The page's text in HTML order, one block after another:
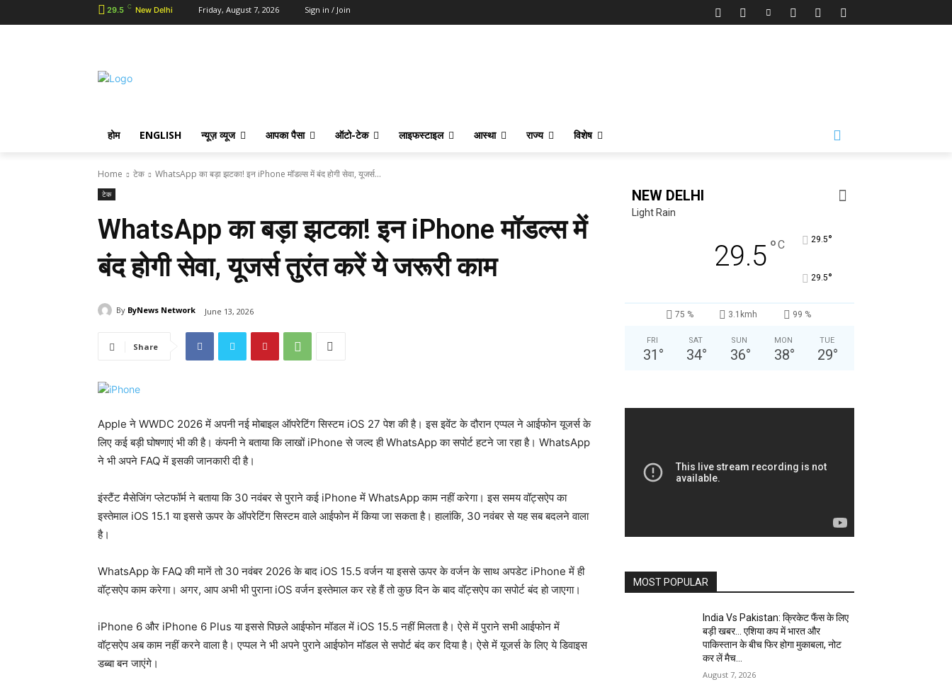
29.5 C New Delhi Friday, August 7, 2026 Sign in / Join
होम ENGLISH न्यूज़ व्यूज आपका पैसा ऑटो-टेक लाइफस्टाइल आस्था राज्य विशेष
Home टेक WhatsApp का बड़ा झटका! इन iPhone मॉडल्स में बंद होगी सेवा, यूजर्स...
टेक
WhatsApp का बड़ा झटका! इन iPhone मॉडल्स में
बंद होगी सेवा, यूजर्स तुरंत करें ये जरूरी काम
By ByNews Network June 13, 2026
Share
Apple ने WWDC 2026 में अपनी नई मोबाइल ऑपरेटिंग सिस्टम iOS 27 पेश की है। इस इवेंट के दौरान एप्पल ने आईफोन यूजर्स के
लिए कई बड़ी घोषणाएं भी की है। कंपनी ने बताया कि लाखों iPhone से जल्द ही WhatsApp का सपोर्ट हटने जा रहा है। WhatsApp
ने भी अपने FAQ में इसकी जानकारी दी है।
इंस्टैंट मैसेजिंग प्लेटफॉर्म ने बताया कि 30 नवंबर से पुराने कई iPhone में WhatsApp काम नहीं करेगा। इस समय वॉट्सऐप का
इस्तेमाल iOS 15.1 या इससे ऊपर के ऑपरेटिंग सिस्टम वाले आईफोन में किया जा सकता है। हालांकि, 30 नवंबर से यह सब बदलने वाला
है।
WhatsApp के FAQ की मानें तो 30 नवंबर 2026 के बाद iOS 15.5 वर्जन या इससे ऊपर के वर्जन के साथ अपडेट iPhone में ही
वॉट्सऐप काम करेगा। अगर, आप अभी भी पुराना iOS वर्जन इस्तेमाल कर रहे हैं तो कुछ दिन के बाद वॉट्सऐप का सपोर्ट बंद हो जाएगा।
iPhone 6 और iPhone 6 Plus या इससे पिछले आईफोन मॉडल में iOS 15.5 नहीं मिलता है। ऐसे में पुराने सभी आईफोन में
वॉट्सऐप अब काम नहीं करने वाला है। एप्पल ने भी अपने पुराने आईफोन मॉडल से सपोर्ट बंद कर दिया है। ऐसे में यूजर्स के लिए ये डिवाइस
डब्बा बन जाएंगे।
NEW DELHI
Light Rain
29.5°C 29.5°
29.5°
75 % 3.1kmh 99 %
FRI
31 °
SAT
34°
SUN
36°
MON
38°
TUE
29°
MOST POPULAR
India Vs Pakistan: क्रिकेट फैंस के लिए
बड़ी खबर… एशिया कप में भारत और
पाकिस्तान के बीच फिर होगा मुकाबला, नोट
कर लें मैच...
August 7, 2026